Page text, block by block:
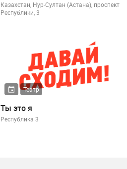
Казахстан, Нур-Султан (Астана), проспект
Республики, 3
Театр
Ты это я
Республика 3